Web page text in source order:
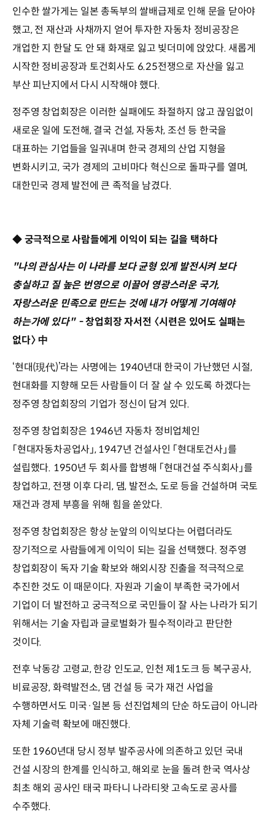
인수한 쌀가게는 일본 총독부의 쌀배급제로 인해 문을 닫아야
했고, 전 재산과 사채까지 얻어 투자한 자동차 정비공장은
개업한 지 한달 도 안 돼 화재로 잃고 빚더미에 앉았다. 새롭게
시작한 정비공장과 토건회사도 6.25전쟁으로 자산을 잃고
부산 피난지에서 다시 시작해야 했다.
정주영 창업회장은 이러한 실패에도 좌절하지 않고 끊임없이
새로운 일에 도전해, 결국 건설, 자동차, 조선 등 한국을
대표하는 기업들을 일궈내며 한국 경제의 산업 지형을
변화시키고, 국가 경제의 고비마다 혁신으로 돌파구를 열며,
대한민국 경제 발전에 큰 족적을 남겼다.
◆ 궁극적으로 사람들에게 이익이 되는 길을 택하다
"나의 관심사는 이 나라를 보다 균형 있게 발전시켜 보다
충실하고 질 높은 번영으로 이끌어 영광스러운 국가,
자랑스러운 민족으로 만드는 것에 내가 어떻게 기여해야
하는가에 있다"- 창업회장 자서전 〈시련은 있어도 실패는
없다〉 中
‘현대(現代)’라는 사명에는 1940년대 한국이 가난했던 시절,
현대화를 지향해 모든 사람들이 더 잘 살 수 있도록 하겠다는
정주영 창업회장의 기업가 정신이 담겨 있다.
정주영 창업회장은 1946년 자동차 정비업체인
「현대자동차공업사」, 1947년 건설사인 「현대토건사」를
설립했다. 1950년 두 회사를 합병해 「현대건설 주식회사」를
창업하고, 전쟁 이후 다리, 댐, 발전소, 도로 등을 건설하며 국토
재건과 경제 부흥을 위해 힘을 쏟았다.
정주영 창업회장은 항상 눈앞의 이익보다는 어렵더라도
장기적으로 사람들에게 이익이 되는 길을 선택했다. 정주영
창업회장이 독자 기술 확보와 해외시장 진출을 적극적으로
추진한 것도 이 때문이다. 자원과 기술이 부족한 국가에서
기업이 더 발전하고 궁극적으로 국민들이 잘 사는 나라가 되기
위해서는 기술 자립과 글로벌화가 필수적이라고 판단한
것이다.
전후 낙동강 고령교, 한강 인도교, 인천 제1도크 등 복구공사,
비료공장, 화력발전소, 댐 건설 등 국가 재건 사업을
수행하면서도 미국·일본 등 선진업체의 단순 하도급이 아니라
자체 기술력 확보에 매진했다.
또한 1960년대 당시 정부 발주공사에 의존하고 있던 국내
건설 시장의 한계를 인식하고, 해외로 눈을 돌려 한국 역사상
최초 해외 공사인 태국 파타니 나라티왓 고속도로 공사를
수주했다.